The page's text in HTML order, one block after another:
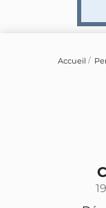
Accueil